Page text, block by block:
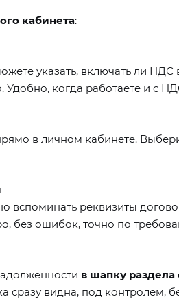
кабинета:
указать, включать ли НДС
Удобно, когда работаете и с
в личном кабинете.
реквизиты
без ошибок, точно по
в шапку
сразу видна, под контролем,